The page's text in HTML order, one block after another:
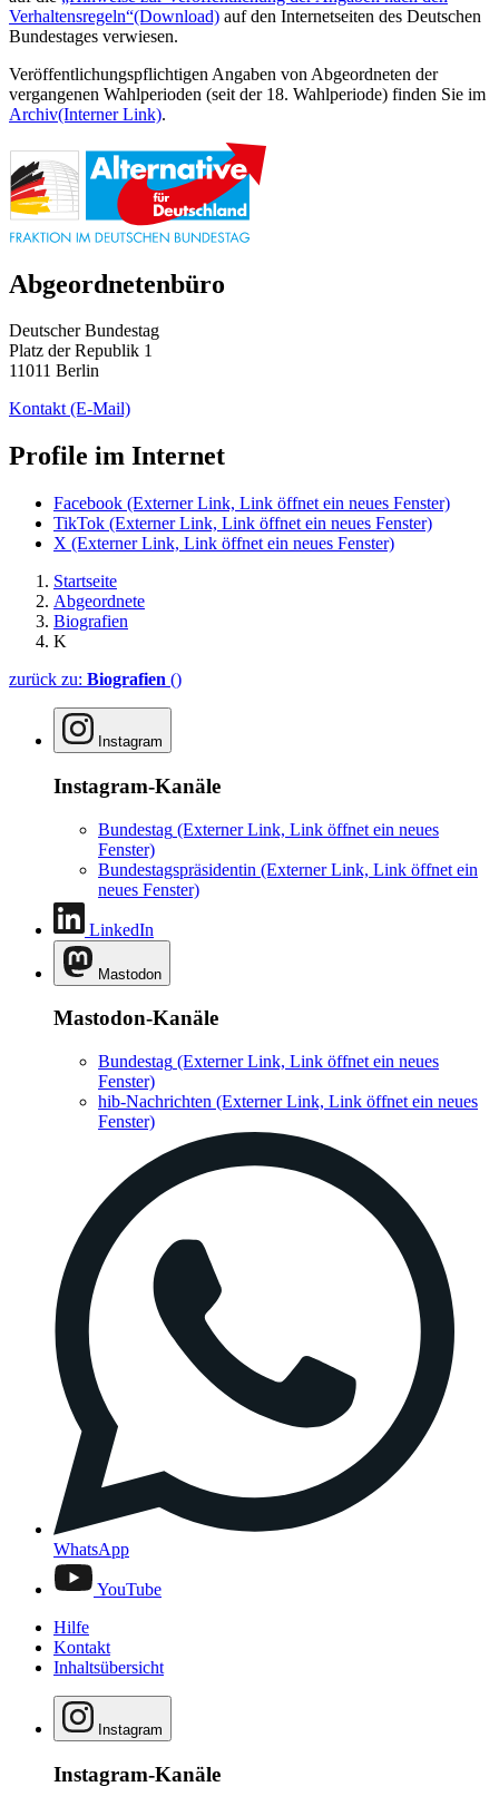
Verhaltensregeln“(Download) auf den Internetseiten des Deutschen
Bundestages verwiesen.
Veröffentlichungspflichtigen Angaben von Abgeordneten der
vergangenen Wahlperioden (seit der 18. Wahlperiode) finden Sie im
Archiv(Interner Link).
Abgeordnetenbüro
Deutscher Bundestag
Platz der Republik 1
11011 Berlin
Kontakt(E-Mail)
Profile im Internet
Facebook (Externer Link, Link öffnet ein neues Fenster)
TikTok (Externer Link, Link öffnet ein neues Fenster)
X (Externer Link, Link öffnet ein neues Fenster)
Startseite
Abgeordnete
Biografien
K
zurück zu: Biografien ()
Instagram
Instagram-Kanäle
Bundestag (Externer Link, Link öffnet ein neues
Fenster)
Bundestagspräsidentin (Externer Link, Link öffnet ein
neues Fenster)
LinkedIn
Mastodon
Mastodon-Kanäle
Bundestag (Externer Link, Link öffnet ein neues
Fenster)
hib-Nachrichten (Externer Link, Link öffnet ein neues
Fenster)
WhatsApp
YouTube
Hilfe
Kontakt
Inhaltsübersicht
Instagram
Instagram-Kanäle